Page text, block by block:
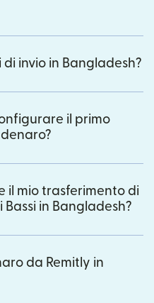
di invio in Bangladesh?
il primo
il mio trasferimento di
in Bangladesh?
da Remitly in